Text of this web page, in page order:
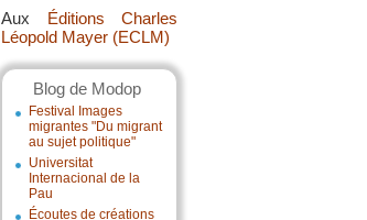
Aux Éditions Charles
Léopold Mayer (ECLM)
Blog de Modop
Festival Images
migrantes "Du migrant
au sujet politique"
Universitat
Internacional de la
Pau
Écoutes de créations